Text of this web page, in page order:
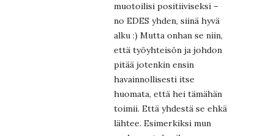
muotoilisi positiiviseksi –
no EDES yhden, siinä hyvä
alku :) Mutta onhan se niin,
että työyhteisön ja johdon
pitää jotenkin ensin
havainnollisesti itse
huomata, että hei tämähän
toimii. Että yhdestä se ehkä
lähtee. Esimerkiksi mun